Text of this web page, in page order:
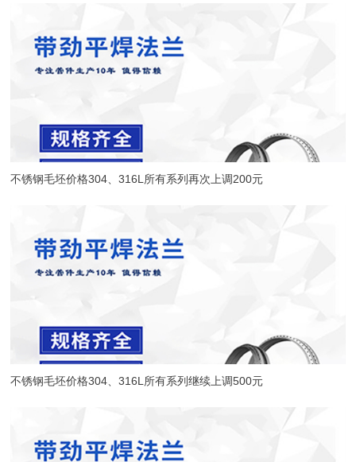
不锈钢毛坯价格304、316L所有系列再次上调200元
不锈钢毛坯价格304、316L所有系列继续上调500元